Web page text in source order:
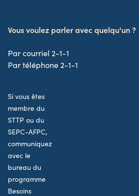
Vous voulez parler avec quelqu'un ?
Par courriel 2-1-1
Par téléphone 2-1-1
Si vous êtes
membre du
STTP ou du
SEPC-AFPC,
communiquez
avec le
bureau du
programme
Besoins